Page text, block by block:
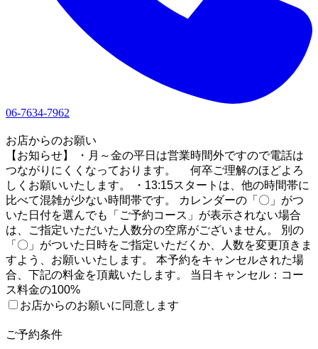
06-7634-7962
お店からのお願い
【お知らせ】 ・月～金の平日は営業時間外ですので電話は
つながりにくくなっております。 何卒ご理解のほどよろ
しくお願いいたします。 ・13:15スタートは、他の時間帯に
比べて混雑が少ない時間帯です。 カレンダーの「〇」がつ
いた日付を選んでも「ご予約コース」が表示されない場合
は、ご指定いただいた人数分の空席がございません。 別の
「〇」がついた日時をご指定いただくか、人数を変更頂きま
すよう、お願いいたします。 本予約をキャンセルされた場
合、下記の料金を頂戴いたします。 当日キャンセル：コー
ス料金の100%
お店からのお願いに同意します
ご予約条件